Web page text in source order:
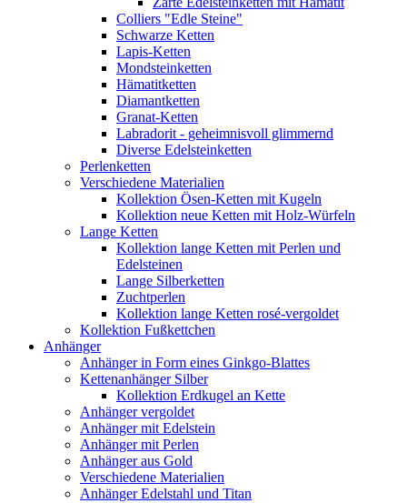
Colliers "Edle Steine"
Schwarze Ketten
Lapis-Ketten
Mondsteinketten
Hämatitketten
Diamantketten
Granat-Ketten
Labradorit - geheimnisvoll glimmernd
Diverse Edelsteinketten
Perlenketten
Verschiedene Materialien
Kollektion Ösen-Ketten mit Kugeln
Kollektion neue Ketten mit Holz-Würfeln
Lange Ketten
Kollektion lange Ketten mit Perlen und
Edelsteinen
Lange Silberketten
Zuchtperlen
Kollektion lange Ketten rosé-vergoldet
Kollektion Fußkettchen
Anhänger
Anhänger in Form eines Ginkgo-Blattes
Kettenanhänger Silber
Kollektion Erdkugel an Kette
Anhänger vergoldet
Anhänger mit Edelstein
Anhänger mit Perlen
Anhänger aus Gold
Verschiedene Materialien
Anhänger Edelstahl und Titan